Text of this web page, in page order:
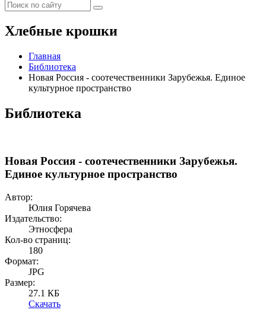
Хлебные крошки
Главная
Библиотека
Новая Россия - соотечественники Зарубежья. Единое
культурное пространство
Библиотека
Новая Россия - соотечественники Зарубежья.
Единое культурное пространство
Автор:
Юлия Горячева
Издательство:
Этносфера
Кол-во страниц:
180
Формат:
JPG
Размер:
27.1 КБ
Скачать